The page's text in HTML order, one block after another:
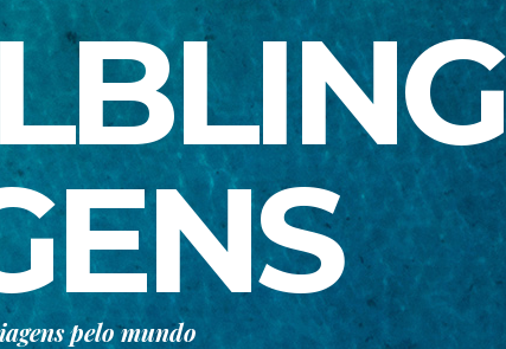
pelo mundo